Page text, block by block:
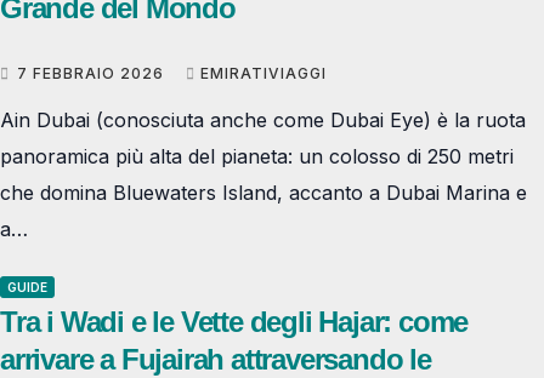
Grande del Mondo
7 FEBBRAIO 2026 EMIRATIVIAGGI
Ain Dubai (conosciuta anche come Dubai Eye) è la ruota
panoramica più alta del pianeta: un colosso di 250 metri
che domina Bluewaters Island, accanto a Dubai Marina e
a…
GUIDE
Tra i Wadi e le Vette degli Hajar: come
arrivare a Fujairah attraversando le